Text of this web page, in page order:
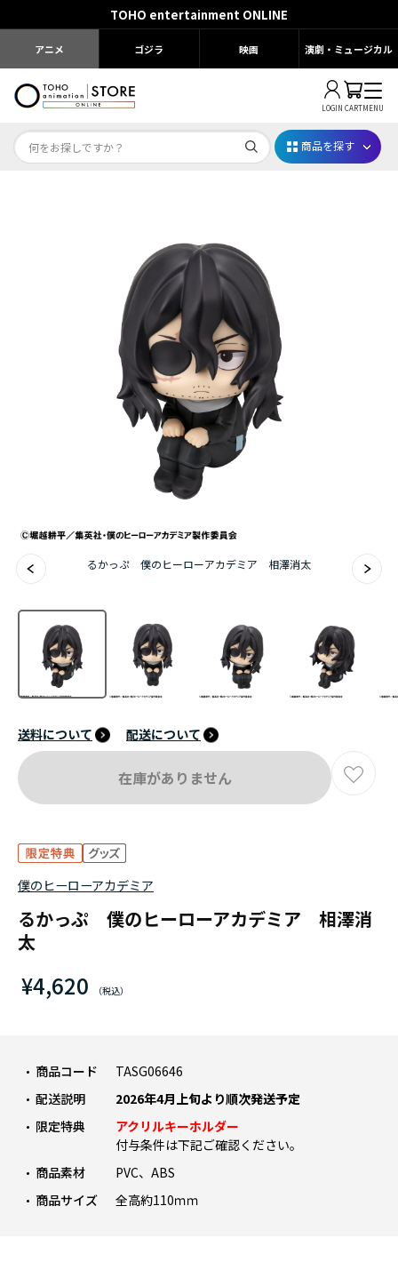
TOHO entertainment ONLINE
アニメ ゴジラ 映画 演劇・ミュージカル
LOGIN CARTMENU
じゅじゅフェス 2026
薬屋のひとりごと 夏の園遊会2026
アニメ『僕のヒーローアカデミア』10周年
ハイキュー!!ジャージ＆ユニフォーム
『無職転生Ⅲ ～異世界行ったら本気だす～』
『ふつつかな悪女ではございますが ～雛宮蝶鼠と
商品を探す
るかっぷ 僕のヒーローアカデミア 相澤消太
僕のヒーローアカデミア
るかっぷ 僕のヒーローアカデミア 相澤消
太
¥4,620
商品コード
TASG06646
配送説明
2026年4月上旬より順次発送予定
限定特典
アクリルキーホルダー
付与条件は下記ご確認ください。
商品素材
PVC、ABS
商品サイズ
全高約110ｍｍ
送料について 配送について
在庫がありません